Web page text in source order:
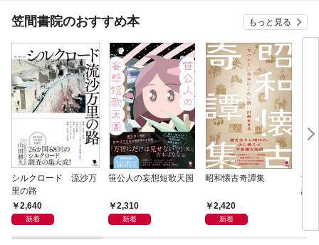
笠間書院のおすすめ本 もっと見る
シルクロード 流沙万
里の路
2,640
新着
笹公人の妄想短歌天国
2,310
新着
昭和懐古奇譚集
2,420
新着
流
語